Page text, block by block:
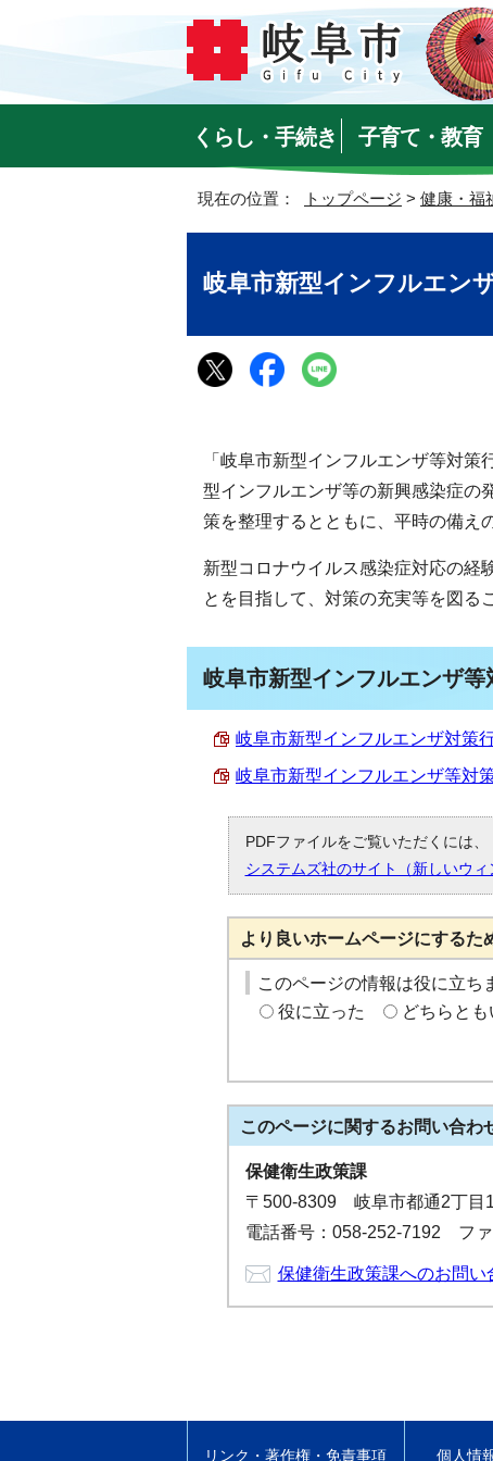
くらし・手続き 子育て・教育
現在の位置： トップページ > 健康・福
岐阜市新型インフルエン
「岐阜市新型インフルエンザ等対
型インフルエンザ等の新興感染症の
策を整理するとともに、平時の備え
新型コロナウイルス感染症対応の経
とを目指して、対策の充実等を図る
岐阜市新型インフルエンザ等
岐阜市新型インフルエンザ対策
岐阜市新型インフルエンザ等対
PDFファイルをご覧いただくには
システムズ社のサイト（新しいウィ
より良いホームページにするた
このページの情報は役に立ち
役に立った
どちらと
このページに関するお問い合わ
保健衛生政策課
〒500-8309 岐阜市都通2丁
電話番号：058-252-7192 フ
保健衛生政策課へのお問い
リンク・著作権・免責事項 個人情